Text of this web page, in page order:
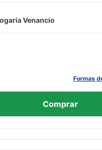
Venancio
Formas
Comprar